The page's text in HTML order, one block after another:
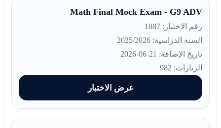
Math Final Mock Exam - G9 ADV
رقم الاختبار: 1887
السنة الدراسية: 2025/2026
تاريخ الإضافة: 21-06-2026
الزيارات: 982
عرض الاختبار